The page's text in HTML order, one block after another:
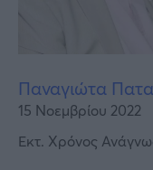
Παναγιώτα
15 Νοεμβρίου 2022
Εκτ. Χρόνος